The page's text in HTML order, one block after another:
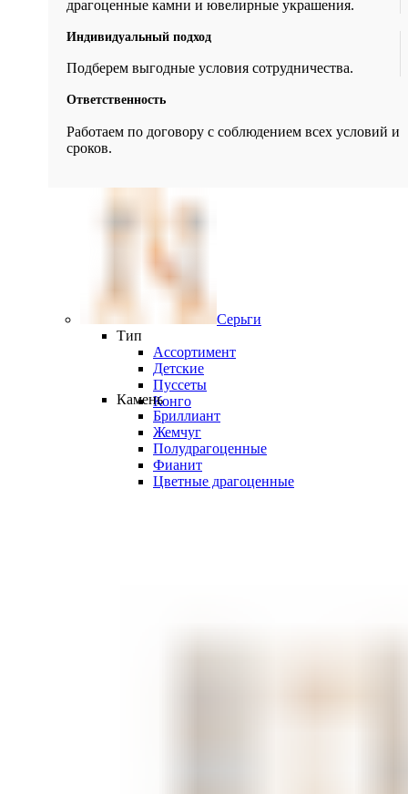
драгоценные камни и ювелирные украшения.
Индивидуальный подход
Подберем выгодные условия сотрудничества.
Ответственность
Работаем по договору с соблюдением всех условий и
сроков.
Серьги
Тип
Ассортимент
Детские
Пуссеты
Конго
Камень
Бриллиант
Жемчуг
Полудрагоценные
Фианит
Цветные драгоценные